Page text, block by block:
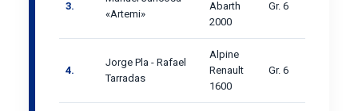
3.
«Artemi»
Abarth
2000
Gr. 6
4.
Jorge Pla - Rafael
Tarradas
Alpine
Renault
1600
Gr. 6